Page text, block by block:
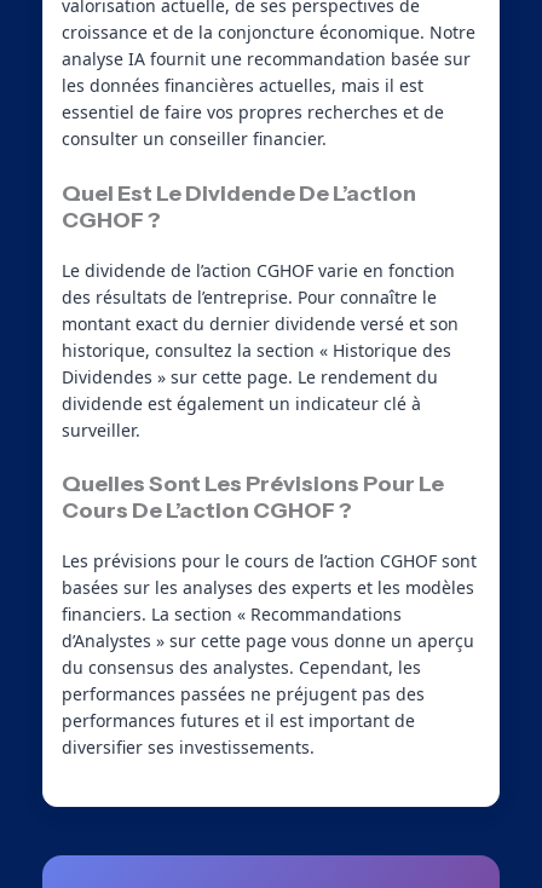
valorisation actuelle, de ses perspectives de
croissance et de la conjoncture économique. Notre
analyse IA fournit une recommandation basée sur
les données financières actuelles, mais il est
essentiel de faire vos propres recherches et de
consulter un conseiller financier.
Quel Est Le Dividende De L’action
CGHOF ?
Le dividende de l’action CGHOF varie en fonction
des résultats de l’entreprise. Pour connaître le
montant exact du dernier dividende versé et son
historique, consultez la section « Historique des
Dividendes » sur cette page. Le rendement du
dividende est également un indicateur clé à
surveiller.
Quelles Sont Les Prévisions Pour Le
Cours De L’action CGHOF ?
Les prévisions pour le cours de l’action CGHOF sont
basées sur les analyses des experts et les modèles
financiers. La section « Recommandations
d’Analystes » sur cette page vous donne un aperçu
du consensus des analystes. Cependant, les
performances passées ne préjugent pas des
performances futures et il est important de
diversifier ses investissements.